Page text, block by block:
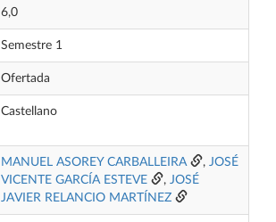
6,0
Semestre 1
Ofertada
Castellano
MANUEL ASOREY CARBALLEIRA , JOSÉ
VICENTE GARCÍA ESTEVE
, JOSÉ
JAVIER RELANCIO MARTÍNEZ